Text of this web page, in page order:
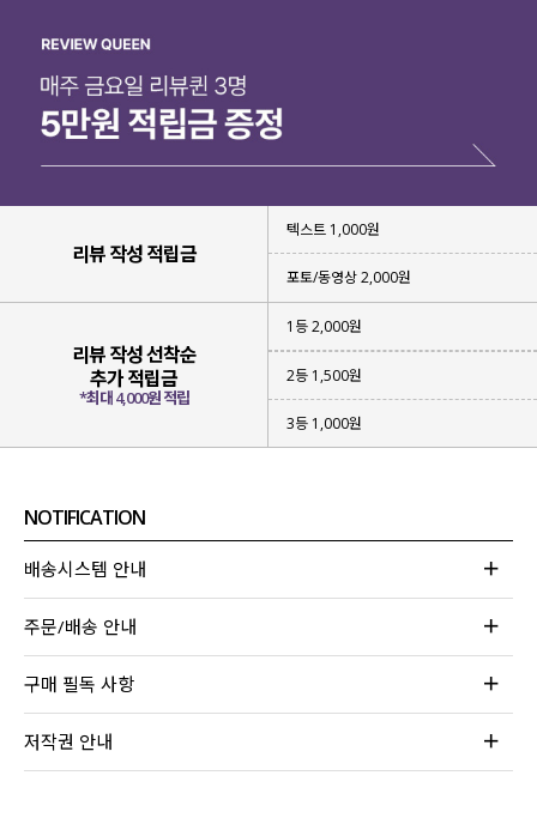
리뷰 작성 적립금
텍스트 1,000원
포토/동영상 2,000원
리뷰 작성 선착순
추가 적립금
*최대 4,000원 적립
1등 2,000원
2등 1,500원
3등 1,000원
NOTIFICATION
배송시스템 안내
주문/배송 안내
구매 필독 사항
저작권 안내